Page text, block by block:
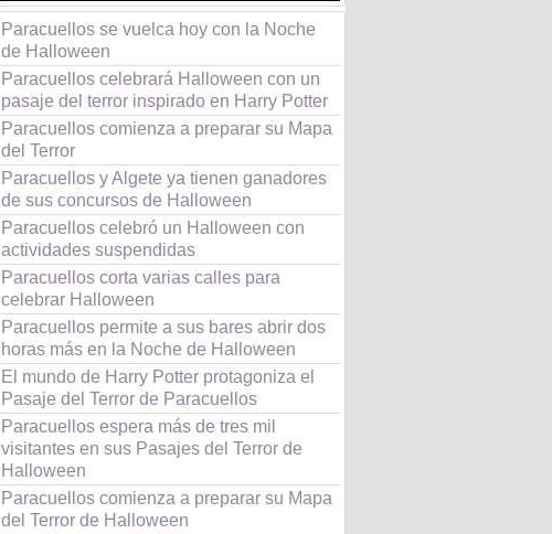
Paracuellos se vuelca hoy con la Noche
de Halloween
Paracuellos celebrará Halloween con un
pasaje del terror inspirado en Harry Potter
Paracuellos comienza a preparar su Mapa
del Terror
Paracuellos y Algete ya tienen ganadores
de sus concursos de Halloween
Paracuellos celebró un Halloween con
actividades suspendidas
Paracuellos corta varias calles para
celebrar Halloween
Paracuellos permite a sus bares abrir dos
horas más en la Noche de Halloween
El mundo de Harry Potter protagoniza el
Pasaje del Terror de Paracuellos
Paracuellos espera más de tres mil
visitantes en sus Pasajes del Terror de
Halloween
Paracuellos comienza a preparar su Mapa
del Terror de Halloween